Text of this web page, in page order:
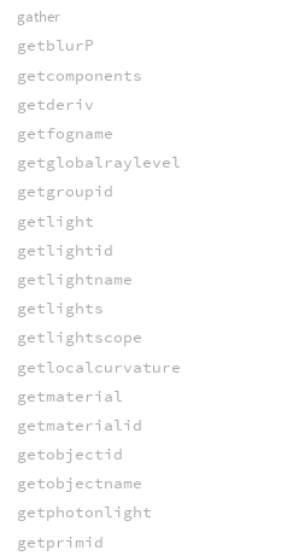
gather
getblurP
getcomponents
getderiv
getfogname
getglobalraylevel
getgroupid
getlight
getlightid
getlightname
getlights
getlightscope
getlocalcurvature
getmaterial
getmaterialid
getobjectid
getobjectname
getphotonlight
getprimid